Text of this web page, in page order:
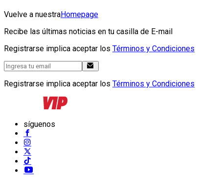
Vuelve a nuestraHomepage
Recibe las últimas noticias en tu casilla de E-mail
Registrarse implica aceptar los Términos y Condiciones
Registrarse implica aceptar los Términos y Condiciones
síguenos